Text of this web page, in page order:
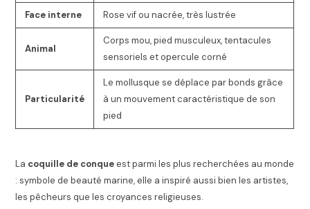
Face interne Rose vif ou nacrée, très lustrée
Animal
Corps mou, pied musculeux, tentacules
sensoriels et opercule corné
Particularité
Le mollusque se déplace par bonds grâce
à un mouvement caractéristique de son
pied
La coquille de conqueest parmi les plus recherchées au monde
: symbole de beauté marine, elle a inspiré aussi bien les artistes,
les pêcheurs que les croyances religieuses.